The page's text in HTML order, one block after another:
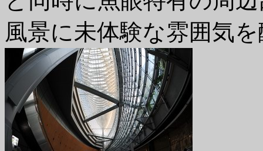
風景に未体験な雰囲気